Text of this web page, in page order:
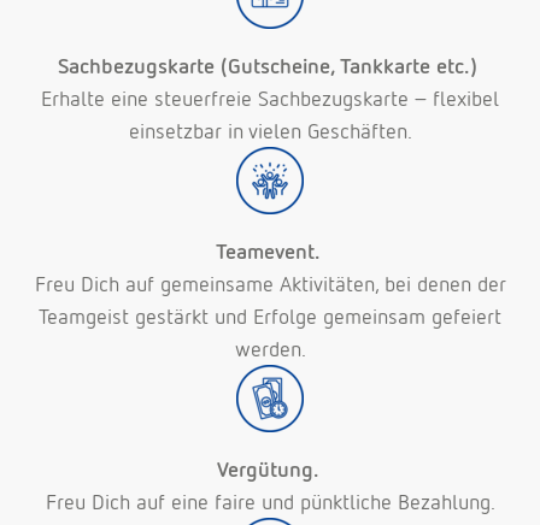
Sachbezugskarte (Gutscheine, Tankkarte etc.)
Erhalte eine steuerfreie Sachbezugskarte – flexibel
einsetzbar in vielen Geschäften.
Teamevent.
Freu Dich auf gemeinsame Aktivitäten, bei denen der
Teamgeist gestärkt und Erfolge gemeinsam gefeiert
werden.
Vergütung.
Freu Dich auf eine faire und pünktliche Bezahlung.